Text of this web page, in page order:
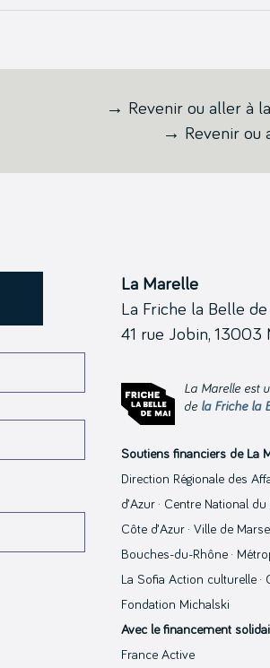
→ Revenir ou aller à
→ Revenir ou
La Marelle
La Friche la Belle
41 rue Jobin, 13003
La Marelle est
de la Friche la
Soutiens financiers de La
Direction Régionale des
d’Azur · Centre National
Côte d’Azur · Ville de
Bouches-du-Rhône ·
La Sofia Action culturelle ·
Fondation Michalski
Avec le financement
France Active